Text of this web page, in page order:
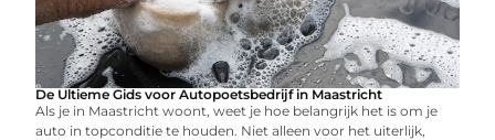
De Ultieme Gids voor Autopoetsbedrijf in Maastricht
Als je in Maastricht woont, weet je hoe belangrijk het is om je
auto in topconditie te houden. Niet alleen voor het uiterlijk,